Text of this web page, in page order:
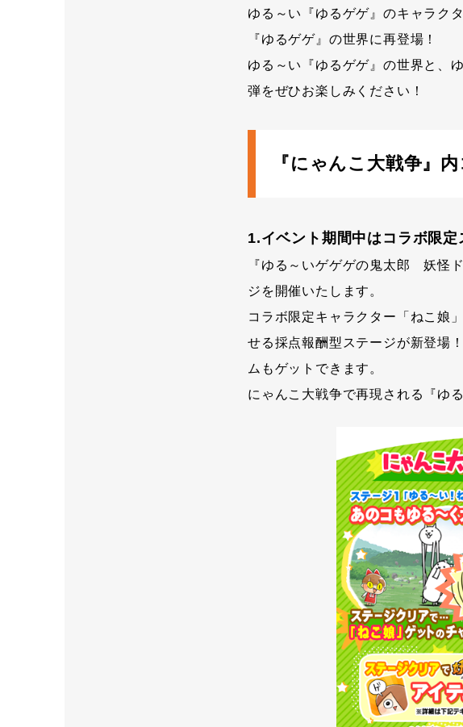
ゆる～い『ゆるゲゲ』のキャラク
『ゆるゲゲ』の世界に再登場！
ゆる～い『ゆるゲゲ』の世界と、
弾をぜひお楽しみください！
『にゃんこ大戦争』
1.イベント期間中はコラボ限定
『ゆる～いゲゲゲの鬼太郎 妖怪
ジを開催いたします。
コラボ限定キャラクター「ねこ娘
せる採点報酬型ステージが新登場
ムもゲットできます。
にゃんこ大戦争で再現される『ゆ